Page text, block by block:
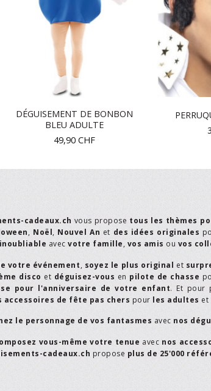
DÉGUISEMENT DE BONBON
BLEU ADULTE
49,90 CHF
cadeaux.ch vous propose tous les thèmes
, Noël, Nouvel An et des idées originales
avec votre famille, vos amis ou vos
votre événement, soyez le plus original et
disco et déguisez-vous en pilote de chasse
pour l'anniversaire de votre enfant. Et pour
accessoires de fête pas chers pour les adultes et
le personnage de vos fantasmes avec nos
vous-même votre tenue avec nos
cadeaux.ch propose plus de 25'000